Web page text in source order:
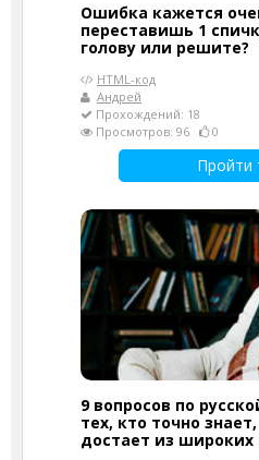
Ошибка кажется
переставишь 1
голову или решите?
HTML-код
Андрей
Прохождений: 18
Просмотров: 96
0
Пройти
9 вопросов по
тех, кто точно
достает из